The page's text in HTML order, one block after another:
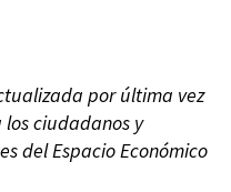
por última vez
los ciudadanos y
del Espacio Económico